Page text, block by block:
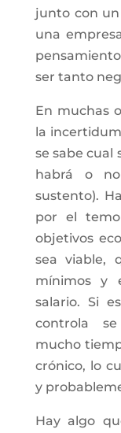
junto con
una
ser tanto
En muchas
la
se sabe cual
habrá o
sustento).
por el
objetivos
sea viable,
mínimos y
salario. Si
controla
mucho
crónico, lo
y
Hay algo